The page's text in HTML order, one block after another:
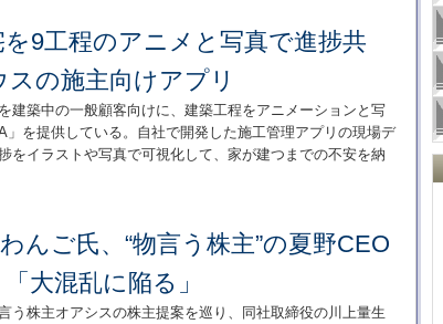
9工程のアニメと写真で進捗共
の施主向けアプリ
建築中の一般顧客向けに、建築工程をアニメーションと写
を提供している。自社で開発した施工管理アプリの現場デ
をイラストや写真で可視化して、家が建つまでの不安を納
んご氏、“物言う株主”の夏野CEO
大混乱に陥る」
う株主オアシスの株主提案を巡り、同社取締役の川上量生